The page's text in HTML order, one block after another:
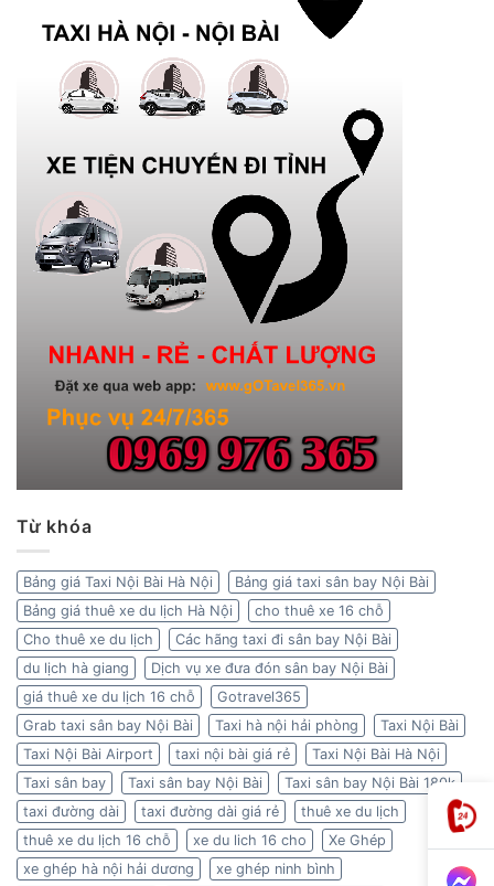
Từ khóa
Bảng giá Taxi Nội Bài Hà Nội
Bảng giá taxi sân bay Nội Bài
Bảng giá thuê xe du lịch Hà Nội
cho thuê xe 16 chỗ
Cho thuê xe du lịch
Các hãng taxi đi sân bay Nội Bài
du lịch hà giang
Dịch vụ xe đưa đón sân bay Nội Bài
giá thuê xe du lịch 16 chỗ
Gotravel365
Grab taxi sân bay Nội Bài
Taxi hà nội hải phòng
Taxi Nội Bài
Taxi Nội Bài Airport
taxi nội bài giá rẻ
Taxi Nội Bài Hà Nội
Taxi sân bay
Taxi sân bay Nội Bài
Taxi sân bay Nội Bài 180k
taxi đường dài
taxi đường dài giá rẻ
thuê xe du lịch
thuê xe du lịch 16 chỗ
xe du lich 16 cho
Xe Ghép
xe ghép hà nội hải dương
xe ghép ninh bình